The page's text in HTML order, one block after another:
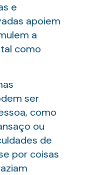
e
apoiem
a
como
ser
como
ou
de
por coisas